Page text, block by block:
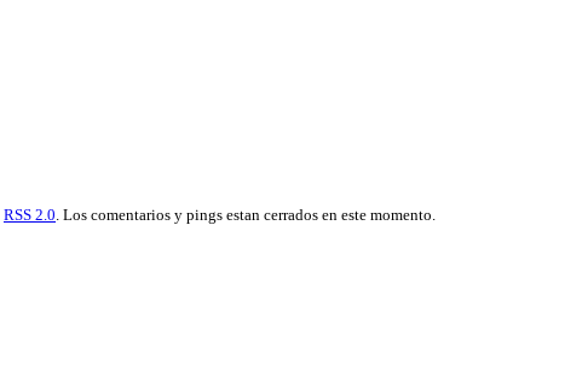
RSS 2.0 . Los comentarios y pings estan cerrados en este momento.